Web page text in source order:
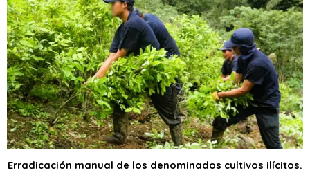
Erradicación manual de los denominados cultivos ilícitos.